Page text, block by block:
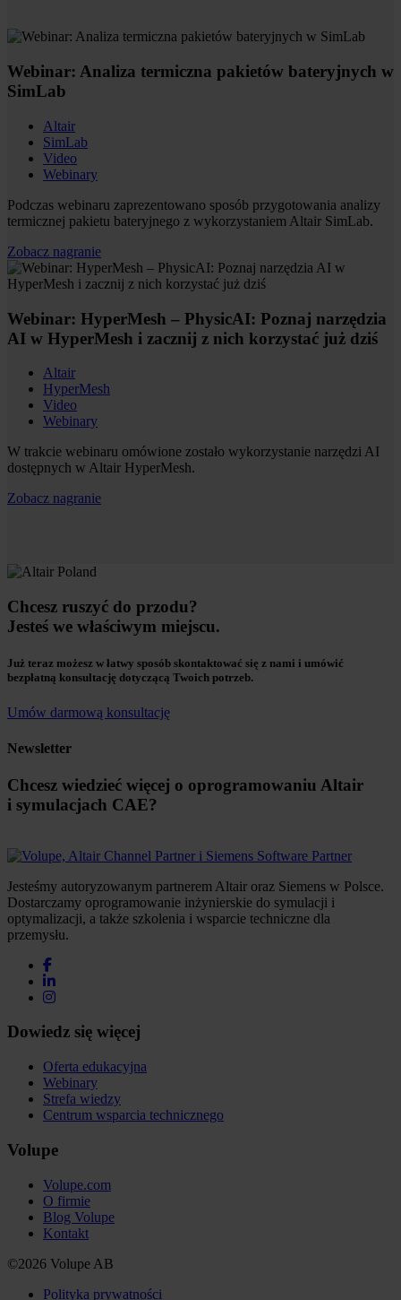
Webinar: Analiza termiczna pakietów bateryjnych w
SimLab
Altair
SimLab
Video
Webinary
Podczas webinaru zaprezentowano sposób przygotowania analizy
termicznej pakietu bateryjnego z wykorzystaniem Altair SimLab.
Zobacz nagranie
Webinar: HyperMesh – PhysicAI: Poznaj narzędzia
AI w HyperMesh i zacznij z nich korzystać już dziś
Altair
HyperMesh
Video
Webinary
W trakcie webinaru omówione zostało wykorzystanie narzędzi AI
dostępnych w Altair HyperMesh.
Zobacz nagranie
Chcesz ruszyć do przodu?
Jesteś we właściwym miejscu.
Już teraz możesz w łatwy sposób skontaktować się z nami i umówić
bezpłatną konsultację dotyczącą Twoich potrzeb.
Umów darmową konsultację
Newsletter
Chcesz wiedzieć więcej o oprogramowaniu Altair
i symulacjach CAE?
Jesteśmy autoryzowanym partnerem Altair oraz Siemens w Polsce.
Dostarczamy oprogramowanie inżynierskie do symulacji i
optymalizacji, a także szkolenia i wsparcie techniczne dla
przemysłu.
Dowiedz się więcej
Oferta edukacyjna
Webinary
Strefa wiedzy
Centrum wsparcia technicznego
Volupe
Volupe.com
O firmie
Blog Volupe
Kontakt
©2026 Volupe AB
Polityka prywatności